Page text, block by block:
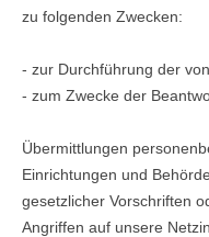
zu folgenden Zwecken:
- zur Durchführung der
- zum Zwecke der
Übermittlungen
Einrichtungen und
gesetzlicher Vorschriften
Angriffen auf unsere